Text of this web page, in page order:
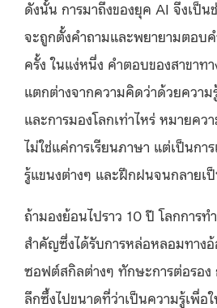
ดังนั้น การมาถึงของยุค AI จึงเป็น
จะถูกตั้งคำถามและพยายามตอบ
ครั้ง ในแง่หนึ่ง คำตอบของสาขาท
แตกต่างจากความคิดว่าด้วยความ
และการมองโลกเท่าไหร่ หมายคว
ไม่ใช่แค่การเรียนภาษา แต่เป็นกา
รู้แขนงต่างๆ และฝึกฝนจนกลายเ
ถ้ามองย้อนไปราว 10 ปี โลกการ
สำคัญซึ่งได้รับการหล่อหลอมทาง
ซอฟต์สกิลต่างๆ ทักษะการต่อรอง
ลึกซึ้งไปขนาดที่ว่าเป็นความรู้เพื่อ